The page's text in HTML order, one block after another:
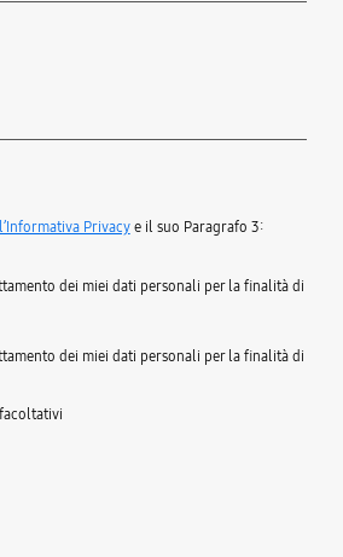
l’Informativa Privacye il suo Paragrafo 3:
dei miei dati personali per la finalità di
dei miei dati personali per la finalità di